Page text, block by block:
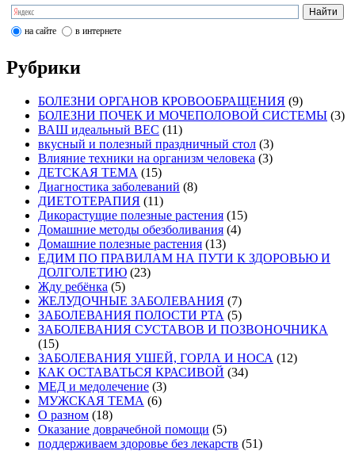
на сайте в интернете
Рубрики
БОЛЕЗНИ ОРГАНОВ КРОВООБРАЩЕНИЯ (9)
БОЛЕЗНИ ПОЧЕК И МОЧЕПОЛОВОЙ СИСТЕМЫ (3)
ВАШ идеальный ВЕС (11)
вкусный и полезный праздничный стол (3)
Влияние техники на организм человека (3)
ДЕТСКАЯ ТЕМА (15)
Диагностика заболеваний (8)
ДИЕТОТЕРАПИЯ (11)
Дикорастущие полезные растения (15)
Домашние методы обезболивания (4)
Домашние полезные растения (13)
ЕДИМ ПО ПРАВИЛАМ НА ПУТИ К ЗДОРОВЬЮ И
ДОЛГОЛЕТИЮ (23)
Жду ребёнка (5)
ЖЕЛУДОЧНЫЕ ЗАБОЛЕВАНИЯ (7)
ЗАБОЛЕВАНИЯ ПОЛОСТИ РТА (5)
ЗАБОЛЕВАНИЯ СУСТАВОВ И ПОЗВОНОЧНИКА
(15)
ЗАБОЛЕВАНИЯ УШЕЙ, ГОРЛА И НОСА (12)
КАК ОСТАВАТЬСЯ КРАСИВОЙ (34)
МЕД и медолечение (3)
МУЖСКАЯ ТЕМА (6)
О разном (18)
Оказание доврачебной помощи (5)
поддерживаем здоровье без лекарств (51)